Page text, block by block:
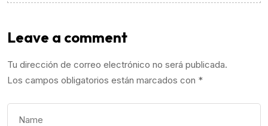
Leave a comment
Tu dirección de correo electrónico no será publicada.
Los campos obligatorios están marcados con *